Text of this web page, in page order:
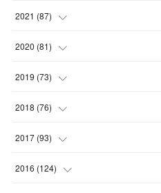
(6
(7
(8
(7
(7
(9
(4
(8
(10
(7
2021 (87)
(12 )
(9
(11
(1
2020 (81)
(10 )
(11 )
(8
(7)
2019 (73)
(4
(6
(4)
2018 (76)
(9
(3)
2017 (93)
(7)
2016 (124)